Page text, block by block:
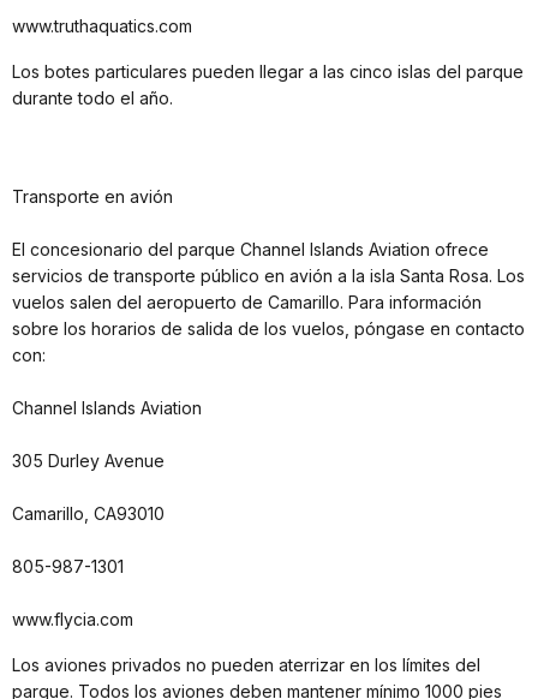
www.truthaquatics.com
Los botes particulares pueden llegar a las cinco islas del parque
durante todo el año.
Transporte en avión
El concesionario del parque Channel Islands Aviation ofrece
servicios de transporte público en avión a la isla Santa Rosa. Los
vuelos salen del aeropuerto de Camarillo. Para información
sobre los horarios de salida de los vuelos, póngase en contacto
con:
Channel Islands Aviation
305 Durley Avenue
Camarillo, CA93010
805-987-1301
www.flycia.com
Los aviones privados no pueden aterrizar en los límites del
parque. Todos los aviones deben mantener mínimo 1000 pies